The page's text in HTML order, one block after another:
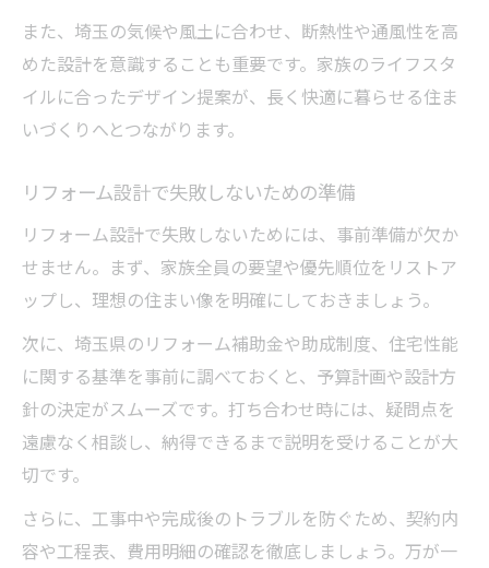
また、埼玉の気候や風土に合わせ、断熱性や通風性を高
めた設計を意識することも重要です。家族のライフスタ
イルに合ったデザイン提案が、長く快適に暮らせる住ま
いづくりへとつながります。
リフォーム設計で失敗しないための準備
リフォーム設計で失敗しないためには、事前準備が欠か
せません。まず、家族全員の要望や優先順位をリストア
ップし、理想の住まい像を明確にしておきましょう。
次に、埼玉県のリフォーム補助金や助成制度、住宅性能
に関する基準を事前に調べておくと、予算計画や設計方
針の決定がスムーズです。打ち合わせ時には、疑問点を
遠慮なく相談し、納得できるまで説明を受けることが大
切です。
さらに、工事中や完成後のトラブルを防ぐため、契約内
容や工程表、費用明細の確認を徹底しましょう。万が一